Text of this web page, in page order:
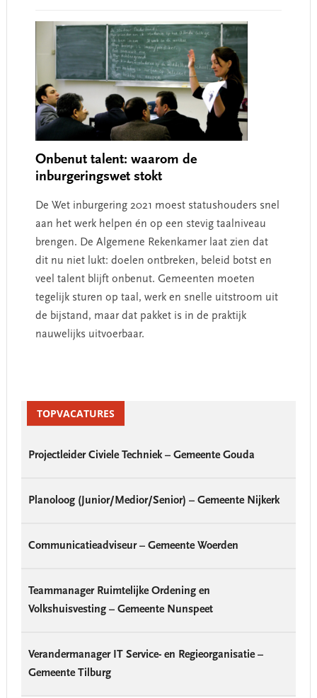
Onbenut talent: waarom de
inburgeringswet stokt
De Wet inburgering 2021 moest statushouders snel
aan het werk helpen én op een stevig taalniveau
brengen. De Algemene Rekenkamer laat zien dat
dit nu niet lukt: doelen ontbreken, beleid botst en
veel talent blijft onbenut. Gemeenten moeten
tegelijk sturen op taal, werk en snelle uitstroom uit
de bijstand, maar dat pakket is in de praktijk
nauwelijks uitvoerbaar.​
SidebarTOPVACATURES
Projectleider Civiele Techniek – Gemeente Gouda
Planoloog (Junior/Medior/Senior) – Gemeente Nijkerk
Communicatieadviseur – Gemeente Woerden
Teammanager Ruimtelijke Ordening en
Volkshuisvesting – Gemeente Nunspeet
Verandermanager IT Service- en Regieorganisatie –
Gemeente Tilburg